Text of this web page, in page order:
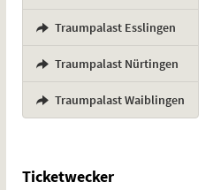
Traumpalast Esslingen
Traumpalast Nürtingen
Traumpalast Waiblingen
Ticketwecker